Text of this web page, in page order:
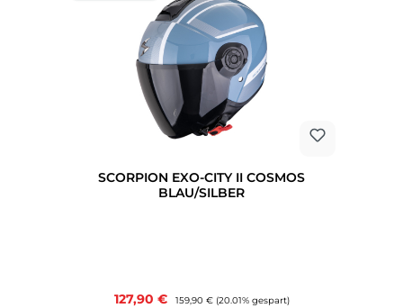
SCORPION EXO-CITY II COSMOS
BLAU/SILBER
Verkaufspreis:
127,90 € Regulärer Preis:
159,90 € (20.01% gespart)